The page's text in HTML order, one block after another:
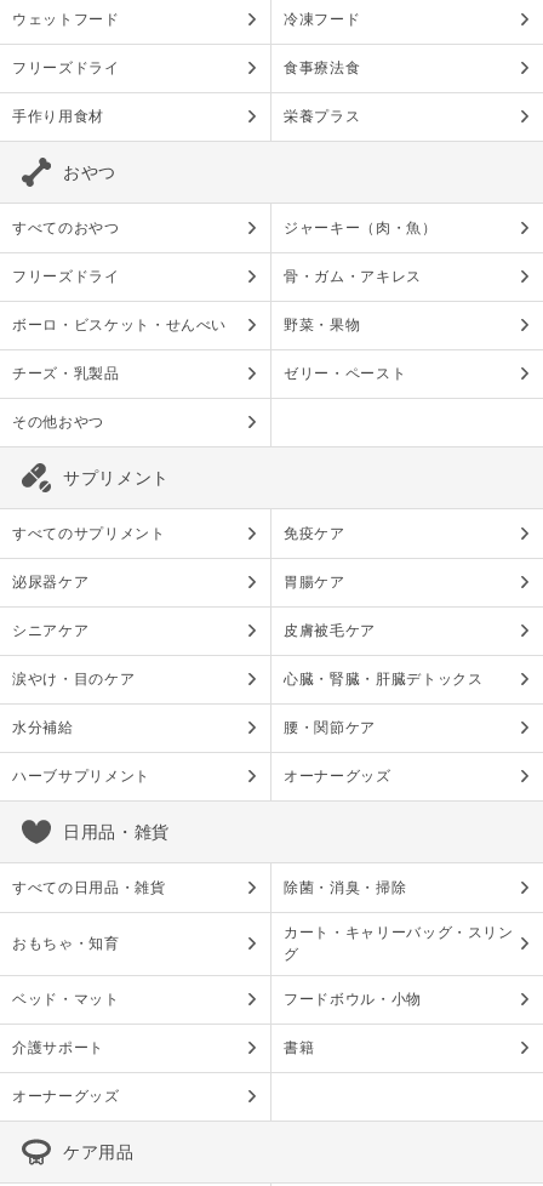
ウェットフード 冷凍フード
フリーズドライ 食事療法食
手作り用食材 栄養プラス
おやつ
すべてのおやつ ジャーキー（肉・魚）
フリーズドライ 骨・ガム・アキレス
ボーロ・ビスケット・せんべい 野菜・果物
チーズ・乳製品 ゼリー・ペースト
その他おやつ
サプリメント
すべてのサプリメント 免疫ケア
泌尿器ケア 胃腸ケア
シニアケア 皮膚被毛ケア
涙やけ・目のケア 心臓・腎臓・肝臓デトックス
水分補給 腰・関節ケア
ハーブサプリメント オーナーグッズ
日用品・雑貨
すべての日用品・雑貨 除菌・消臭・掃除
おもちゃ・知育
カート・キャリーバッグ・スリン
グ
ベッド・マット フードボウル・小物
介護サポート 書籍
オーナーグッズ
ケア用品